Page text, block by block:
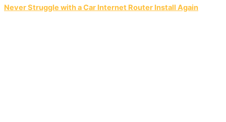
Never Struggle with a Car Internet Router Install Again